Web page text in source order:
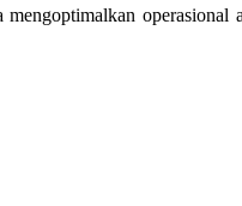
operasional